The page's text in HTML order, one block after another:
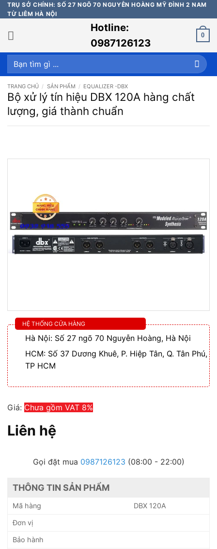
Bỏ
qua
nội
dung
TRỤ SỞ CHÍNH: SỐ 27 NGÕ 70 NGUYỄN HOÀNG MỸ ĐÌNH 2 NAM
TỪ LIÊM HÀ NỘI
Hotline:
0987126123
0
Tìm
kiếm:
TRANG CHỦ / SẢN PHẨM / EQUALIZER -DBX
Bộ xử lý tín hiệu DBX 120A hàng chất
lượng, giá thành chuẩn
HỆ THỐNG CỬA HÀNG
Hà Nội: Số 27 ngõ 70 Nguyễn Hoàng, Hà Nội
HCM: Số 37 Dương Khuê, P. Hiệp Tân, Q. Tân Phú,
TP HCM
Giá: Chưa gồm VAT 8%
Liên hệ
Gọi đặt mua 0987126123 (08:00 - 22:00)
THÔNG TIN SẢN PHẨM
Mã hàng DBX 120A
Đơn vị
Bảo hành